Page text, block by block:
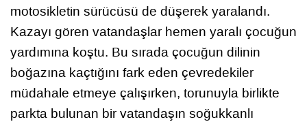
motosikletin sürücüsü de düşerek yaralandı.
Kazayı gören vatandaşlar hemen yaralı çocuğun
yardımına koştu. Bu sırada çocuğun dilinin
boğazına kaçtığını fark eden çevredekiler
müdahale etmeye çalışırken, torunuyla birlikte
parkta bulunan bir vatandaşın soğukkanlı